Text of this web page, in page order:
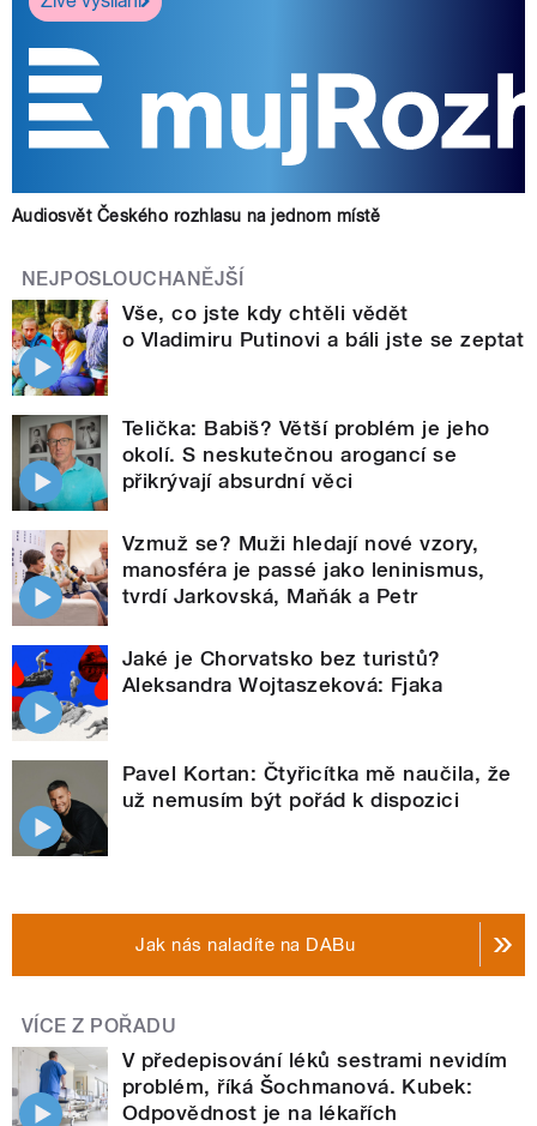
Audiosvět Českého rozhlasu na jednom místě
NEJPOSLOUCHANĚJŠÍ
Vše, co jste kdy chtěli vědět
o Vladimiru Putinovi a báli jste se zeptat
Telička: Babiš? Větší problém je jeho
okolí. S neskutečnou arogancí se
přikrývají absurdní věci
Vzmuž se? Muži hledají nové vzory,
manosféra je passé jako leninismus,
tvrdí Jarkovská, Maňák a Petr
Jaké je Chorvatsko bez turistů?
Aleksandra Wojtaszeková: Fjaka
Pavel Kortan: Čtyřicítka mě naučila, že
už nemusím být pořád k dispozici
Jak nás naladíte na DABu
VÍCE Z POŘADU
V předepisování léků sestrami nevidím
problém, říká Šochmanová. Kubek:
Odpovědnost je na lékařích